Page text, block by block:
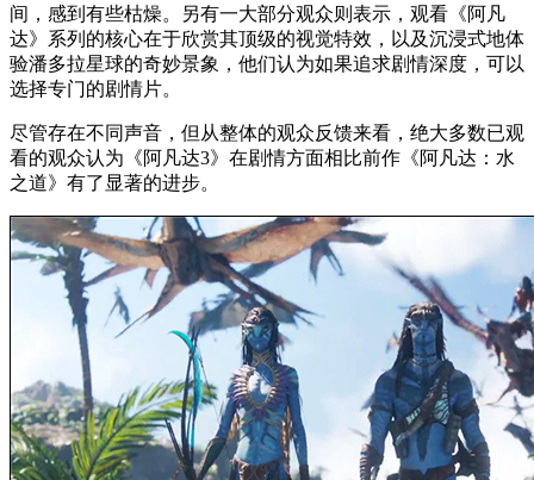
间，感到有些枯燥。另有一大部分观众则表示，观看《阿凡
达》系列的核心在于欣赏其顶级的视觉特效，以及沉浸式地体
验潘多拉星球的奇妙景象，他们认为如果追求剧情深度，可以
选择专门的剧情片。
尽管存在不同声音，但从整体的观众反馈来看，绝大多数已观
看的观众认为《阿凡达3》在剧情方面相比前作《阿凡达：水
之道》有了显著的进步。